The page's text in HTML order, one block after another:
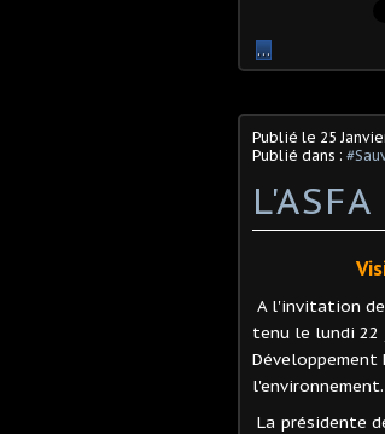
…
Publié le 25
Publié dans :
A l'invitation
tenu le lundi 22
l'environnement.
La présidente